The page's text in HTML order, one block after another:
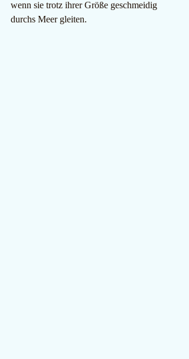
wenn sie trotz ihrer Größe geschmeidig
durchs Meer gleiten.